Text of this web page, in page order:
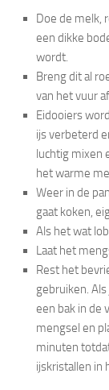
Doe de melk,
een dikke
wordt.
Breng dit al
van het vuur
Eidooiers
ijs verbeterd
luchtig mixen
het warme
Weer in de
gaat koken,
Als het wat
Laat het
Rest het
gebruiken.
een bak in de
mengsel en
minuten
ijskristallen in